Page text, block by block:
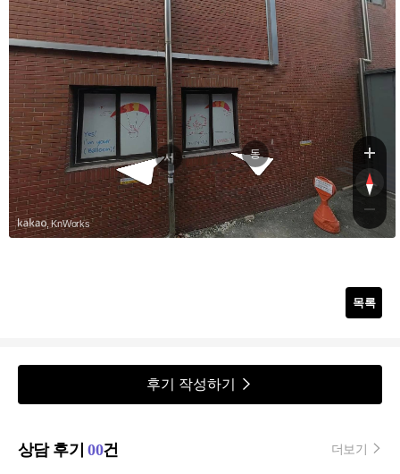
달
로
서 동
, KnWorks
목록
후기 작성하기
상담 후기00건 더보기